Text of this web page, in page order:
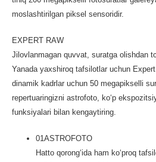
moslashtirilgan piksel sensoridir.
EXPERT RAW
Jilovlanmagan quvvat, suratga olishdan
Yanada yaxshiroq tafsilotlar uchun Expert
dinamik kadrlar uchun 50 megapikselli
repertuaringizni astrofoto, koʻp
funksiyalari bilan kengaytiring.
01ASTROFOTO
Hatto qorong‘ida ham ko‘proq